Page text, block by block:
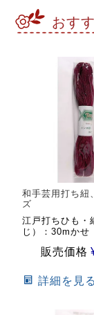
おす
和手芸用打ち紐
ズ
江戸打ちひも・
じ）：30mかせ
販売価格
詳細を見る